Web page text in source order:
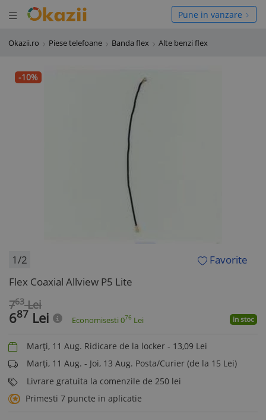
Deschide meniul
meniul Pune in vanzare
Okazii.ro Piese telefoane Banda flex Alte benzi flex
-10%
1/2
Favorite
Flex Coaxial Allview P5 Lite
763 Lei
687 Lei Economisesti 076 Lei in stoc
Marți, 11 Aug. Ridicare de la locker - 13,09 Lei
Marți, 11 Aug. - Joi, 13 Aug. Posta/Curier (de la 15 Lei)
Livrare gratuita la comenzile de 250 lei
Primesti 7 puncte in aplicatie